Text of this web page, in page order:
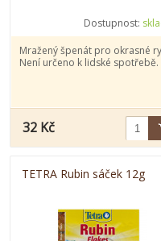
Dostupnost:
Mražený špenát pro okrasné
Není určeno k lidské spotřebě.
32 Kč
TETRA Rubin sáček 12g